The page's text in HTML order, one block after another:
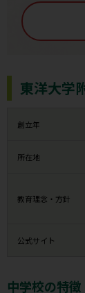
東洋大学
創立年
所在地
教育理念・方針
公式サイト
中学校の特徴